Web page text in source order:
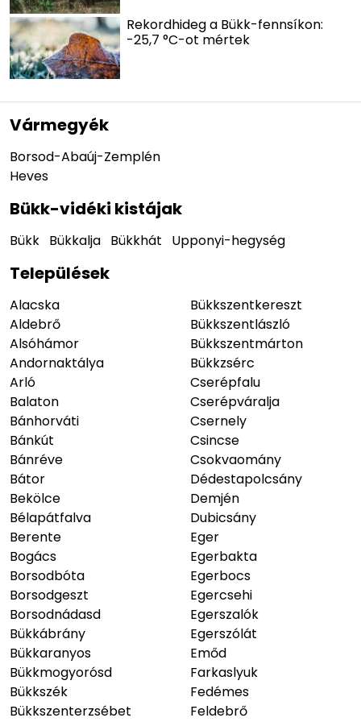
Rekordhideg a Bükk-fennsíkon:
-25,7 °C-ot mértek
Vármegyék
Borsod-Abaúj-Zemplén
Heves
Bükk-vidéki kistájak
Bükk Bükkalja Bükkhát Upponyi-hegység
Települések
Alacska
Aldebrő
Alsóhámor
Andornaktálya
Arló
Balaton
Bánhorváti
Bánkút
Bánréve
Bátor
Bekölce
Bélapátfalva
Berente
Bogács
Borsodbóta
Borsodgeszt
Borsodnádasd
Bükkábrány
Bükkaranyos
Bükkmogyorósd
Bükkszék
Bükkszenterzsébet
Bükkszentkereszt
Bükkszentlászló
Bükkszentmárton
Bükkzsérc
Cserépfalu
Cserépváralja
Csernely
Csincse
Csokvaomány
Dédestapolcsány
Demjén
Dubicsány
Eger
Egerbakta
Egerbocs
Egercsehi
Egerszalók
Egerszólát
Emőd
Farkaslyuk
Fedémes
Feldebrő